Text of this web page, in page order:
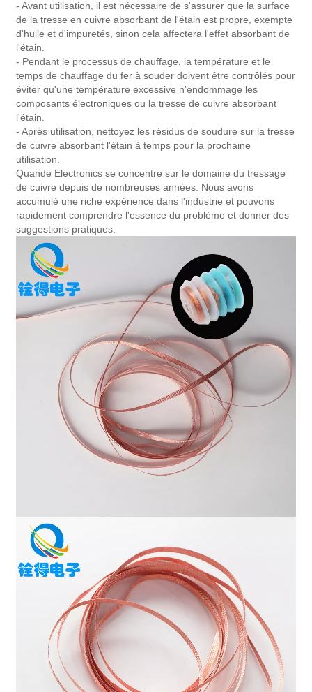
- Avant utilisation, il est nécessaire de s'assurer que la surface
de la tresse en cuivre absorbant de l'étain est propre, exempte
d'huile et d'impuretés, sinon cela affectera l'effet absorbant de
l'étain.
- Pendant le processus de chauffage, la température et le
temps de chauffage du fer à souder doivent être contrôlés pour
éviter qu'une température excessive n'endommage les
composants électroniques ou la tresse de cuivre absorbant
l'étain.
- Après utilisation, nettoyez les résidus de soudure sur la tresse
de cuivre absorbant l'étain à temps pour la prochaine
utilisation.
Quande Electronics se concentre sur le domaine du tressage
de cuivre depuis de nombreuses années. Nous avons
accumulé une riche expérience dans l'industrie et pouvons
rapidement comprendre l'essence du problème et donner des
suggestions pratiques.